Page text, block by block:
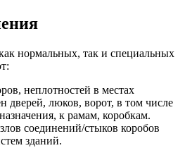
нормальных, так и специальных
неплотностей в местах
дверей, люков, ворот, в том числе
к рамам, коробкам.
соединений/стыков коробов
зданий.